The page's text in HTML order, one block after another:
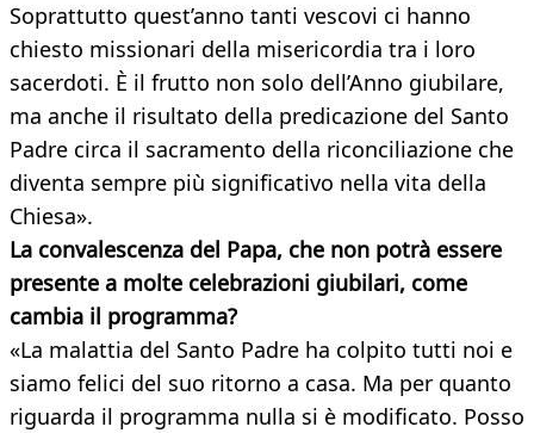
Soprattutto quest’anno tanti vescovi ci hanno
chiesto missionari della misericordia tra i loro
sacerdoti. È il frutto non solo dell’Anno giubilare,
ma anche il risultato della predicazione del Santo
Padre circa il sacramento della riconciliazione che
diventa sempre più significativo nella vita della
Chiesa».
La convalescenza del Papa, che non potrà essere
presente a molte celebrazioni giubilari, come
cambia il programma?
«La malattia del Santo Padre ha colpito tutti noi e
siamo felici del suo ritorno a casa. Ma per quanto
riguarda il programma nulla si è modificato. Posso